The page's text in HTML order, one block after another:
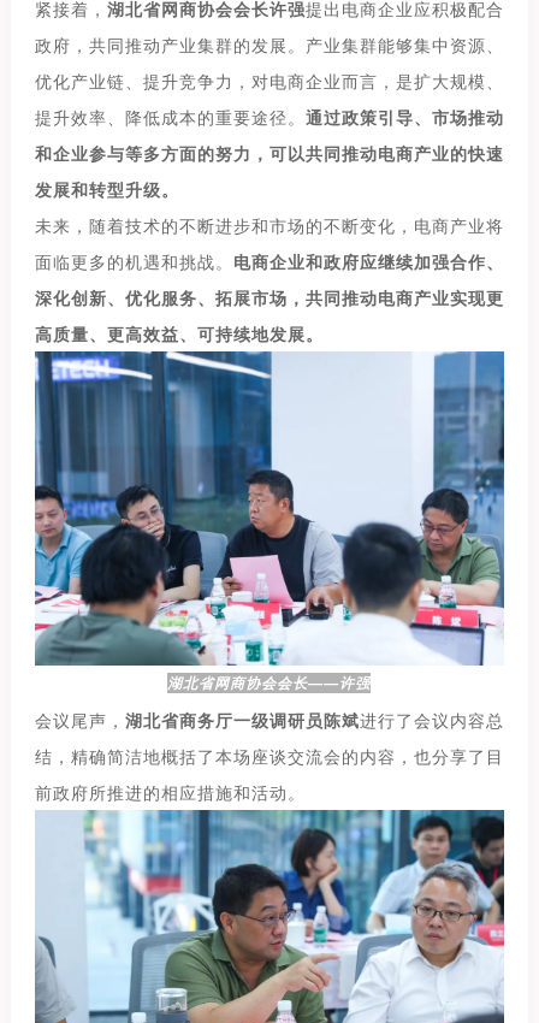
紧接着， 湖北省网商协会会长许强提出电商企业应积极配合
政府，共同推动产业集群的发展。产业集群能够集中资源、
优化产业链、提升竞争力，对电商企业而言，是扩大规模、
提升效率、降低成本的重要途径。 通过政策引导、市场推动
和企业参与等多方面的努力，可以共同推动电商产业的快速
发展和转型升级。
未来，随着技术的不断进步和市场的不断变化，电商产业将
面临更多的机遇和挑战。 电商企业和政府应继续加强合作、
深化创新、优化服务、拓展市场，共同推动电商产业实现更
高质量、更高效益、可持续地发展。
湖北省网商协会会长——许强
会议尾声， 湖北省商务厅一级调研员陈斌进行了会议内容总
结，精确简洁地概括了本场座谈交流会的内容，也分享了目
前政府所推进的相应措施和活动。